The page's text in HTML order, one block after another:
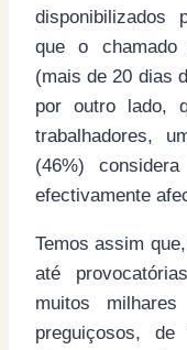
disponibilizados
que o chamado
(mais de 20 dias
por outro lado,
trabalhadores,
(46%)
efectivamente
Temos assim
até
muitos
preguiçosos,